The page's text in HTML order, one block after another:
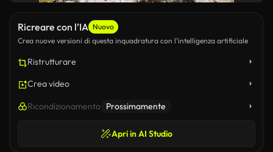
Ricreare con l’IA Nuovo
Crea nuove versioni di questa inquadratura con l’intelligenza artificiale
Ristrutturare
Crea video
Ricondizionamento Prossimamente
Apri in AI Studio